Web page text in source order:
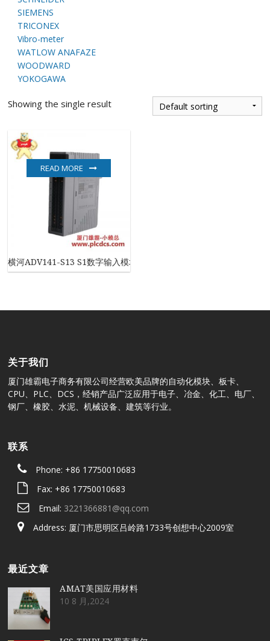
SIEMENS
TRICONEX
Vibro-meter
WATLOW ANAFAZE
WOODWARD
YOKOGAWA
Showing the single result
横河ADV141-S13 S1数字输入模块，工业自动化必备
READ MORE
关于我们
厦门雄霸电子商务有限公司经营欧美品牌的自动化模块、板卡、
CPU、PLC、DCS，经销产品广泛应用于电子、冶金、化工、电厂、
钢厂、橡胶、水泥、机械设备、建筑等行业。
联系
Phone: +86 17750010683
Fax: +86 17750010683
Email: 3221366881@qq.com
Address: 厦门市思明区吕岭路1733号创想中心2009室
最近文章
AMAT美国应用材料
10 8 月,2024